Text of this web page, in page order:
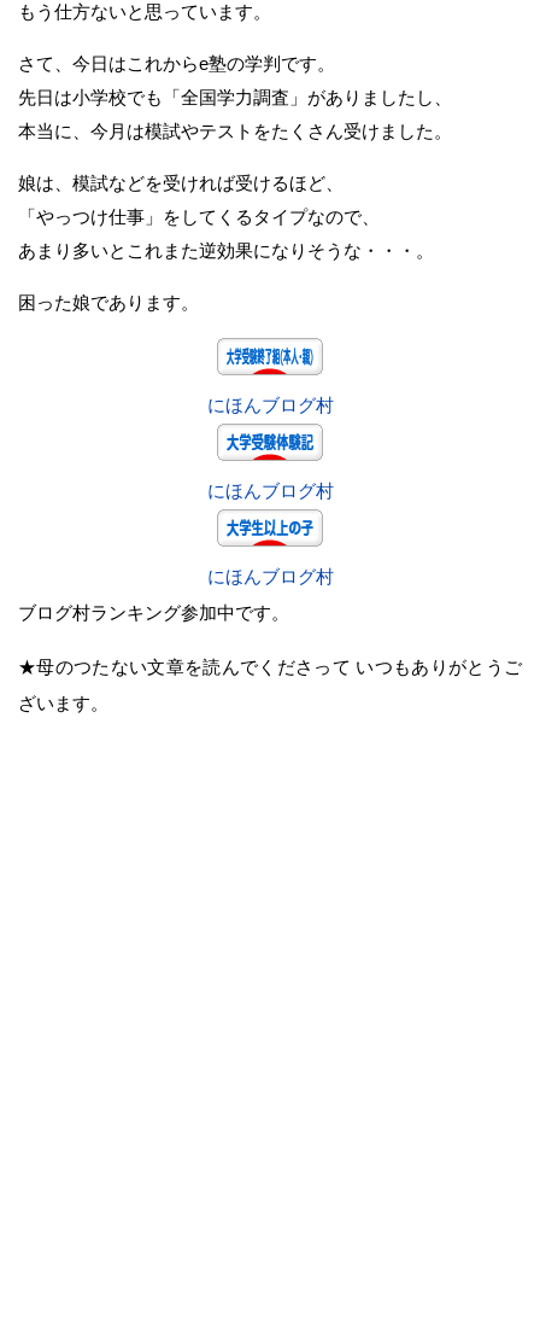
もう仕方ないと思っています。
さて、今日はこれからe塾の学判です。
先日は小学校でも「全国学力調査」がありましたし、
本当に、今月は模試やテストをたくさん受けました。
娘は、模試などを受ければ受けるほど、
「やっつけ仕事」をしてくるタイプなので、
あまり多いとこれまた逆効果になりそうな・・・。
困った娘であります。
にほんブログ村
にほんブログ村
にほんブログ村
ブログ村ランキング参加中です。
★母のつたない文章を読んでくださって いつもありがとうご
ざいます。